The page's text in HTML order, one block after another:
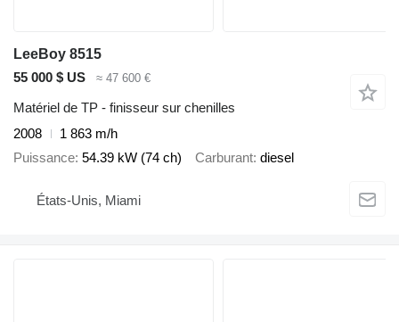
LeeBoy 8515
55 000 $ US
≈ 47 600 €
Matériel de TP - finisseur sur chenilles
2008
1 863 m/h
Puissance 54.39 kW (74 ch) Carburant diesel
États-Unis, Miami